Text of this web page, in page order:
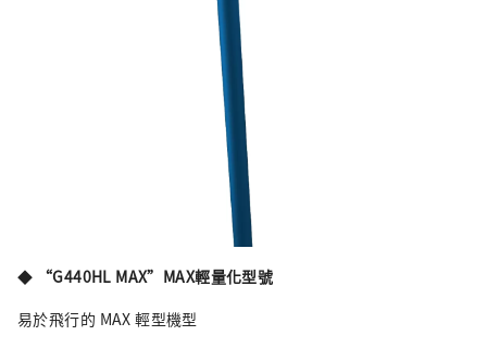
◆ “G440HL MAX”MAX輕量化型號
易於飛行的 MAX 輕型機型